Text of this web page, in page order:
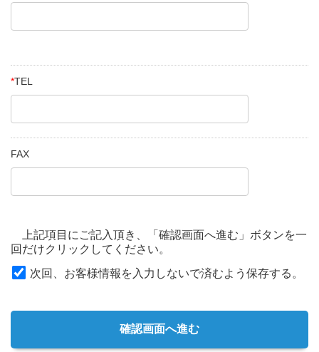
*TEL
FAX
上記項目にご記入頂き、「確認画面へ進む」ボタンを一
回だけクリックしてください。
次回、お客様情報を入力しないで済むよう保存する。
確認画面へ進む